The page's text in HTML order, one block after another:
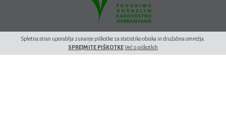
Spletna stran uporablja zunanje piškotke za statistiko obiska in družabna omrežja.
SPREJMITE PIŠKOTKEVeč o piškotkih